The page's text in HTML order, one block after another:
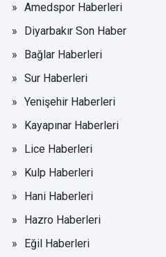
Amedspor Haberleri
Diyarbakır Son Haber
Bağlar Haberleri
Sur Haberleri
Yenişehir Haberleri
Kayapınar Haberleri
Lice Haberleri
Kulp Haberleri
Hani Haberleri
Hazro Haberleri
Eğil Haberleri